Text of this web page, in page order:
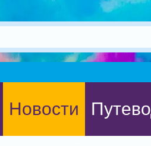
Новости